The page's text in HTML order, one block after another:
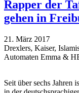
Rapper der
gehen in
21. März 2017
Drexlers, Kaiser,
Automaten Emma &
Seit über sechs Jahren